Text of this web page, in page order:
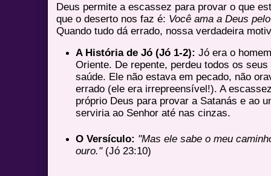
Deus permite a escassez para provar o que
que o deserto nos faz é: Você ama a Deus
Quando tudo dá errado, nossa verdadeira
A História de Jó (Jó 1-2): Jó era o
Oriente. De repente, perdeu todos os
saúde. Ele não estava em pecado, não
errado (ele era irrepreensível!). A
próprio Deus para provar a Satanás e ao
serviria ao Senhor até nas cinzas.
O Versículo: "Mas ele sabe o meu
ouro."(Jó 23:10)